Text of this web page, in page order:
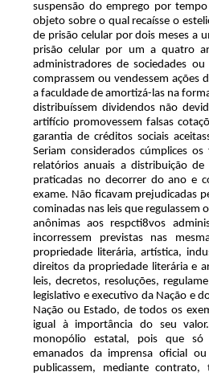
suspensão do emprego por
objeto sobre o qual recaísse o
de prisão celular por dois meses a
prisão celular por um a quatro
administradores de sociedades
comprassem ou vendessem ações
a faculdade de amortizá-las na
distribuíssem dividendos não
artifício promovessem falsas
garantia de créditos sociais
Seriam considerados cúmplices
relatórios anuais a distribuição
praticadas no decorrer do ano e
exame. Não ficavam prejudicadas
cominadas nas leis que regulassem
anônimas aos respcti8vos
incorressem previstas nas
propriedade literária, artística,
direitos da propriedade literária e
leis, decretos, resoluções,
legislativo e executivo da Nação e
Nação ou Estado, de todos os
igual à importância do seu
monopólio estatal, pois que só
emanados da imprensa oficial
publicassem, mediante